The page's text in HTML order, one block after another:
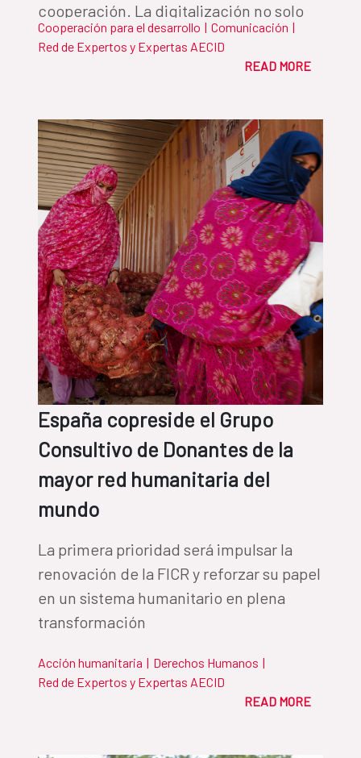
cooperación. La digitalización no solo
mejora la eficiencia interna, sino que
actúa como catalizador para maximizar
reducir desigualdades y mejorar la vida
de las personas.
Cooperación para el desarrollo | Comunicación |
Red de Expertos y Expertas AECID
READ MORE
España copreside el Grupo
Consultivo de Donantes de la
mayor red humanitaria del
mundo
La primera prioridad será impulsar la
renovación de la FICR y reforzar su papel
en un sistema humanitario en plena
transformación
Acción humanitaria | Derechos Humanos |
Red de Expertos y Expertas AECID
READ MORE